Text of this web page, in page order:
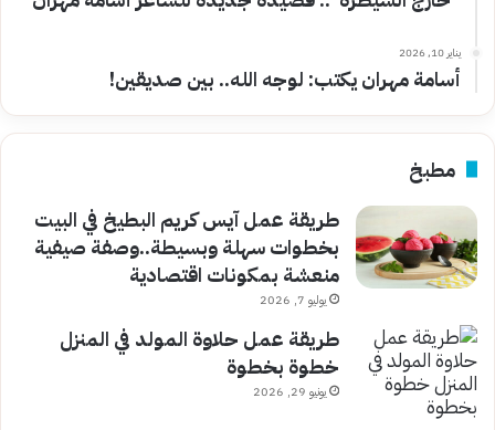
يناير 10, 2026
أسامة مهران يكتب: لوجه الله.. بين صديقين!
مطبخ
طريقة عمل آيس كريم البطيخ في البيت
بخطوات سهلة وبسيطة..وصفة صيفية
منعشة بمكونات اقتصادية
يوليو 7, 2026
طريقة عمل حلاوة المولد في المنزل
خطوة بخطوة
يونيو 29, 2026